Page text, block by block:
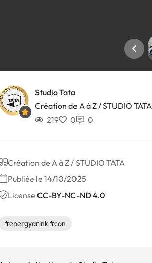
Studio Tata
Création de A à Z / STUDIO TATA
219 0 0
Création de A à Z / STUDIO TATA
Publiée le 14/10/2025
License CC-BY-NC-ND 4.0
#energydrink #can